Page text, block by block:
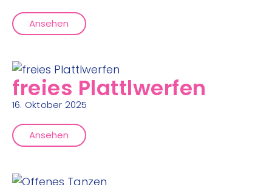
Ansehen
freies Plattlwerfen
16. Oktober 2025
Ansehen